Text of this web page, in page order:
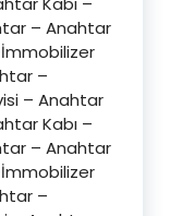
– Anahtar
–
– Anahtar
Kabı –
– Anahtar
–